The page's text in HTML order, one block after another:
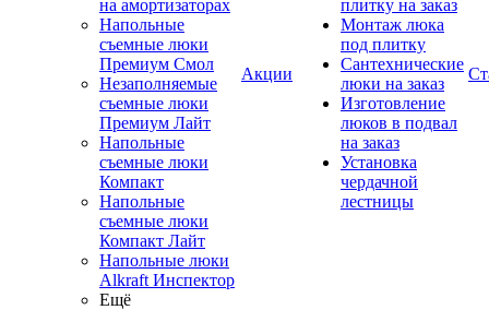
на амортизаторах
Напольные
съемные люки
Премиум Смол
Незаполняемые
съемные люки
Премиум Лайт
Напольные
съемные люки
Компакт
Напольные
съемные люки
Компакт Лайт
Напольные люки
Alkraft Инспектор
Ещё
Акции
плитку на заказ
Монтаж люка
под плитку
Сантехнические
люки на заказ
Изготовление
люков в подвал
на заказ
Установка
чердачной
лестницы